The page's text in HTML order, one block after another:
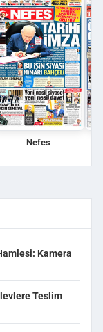
Nefes
Kamera
Teslim